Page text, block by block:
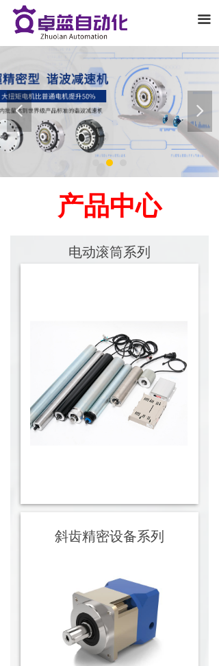
넳 넲
끀
电动滚筒系列
斜齿精密设备系列
产品中心